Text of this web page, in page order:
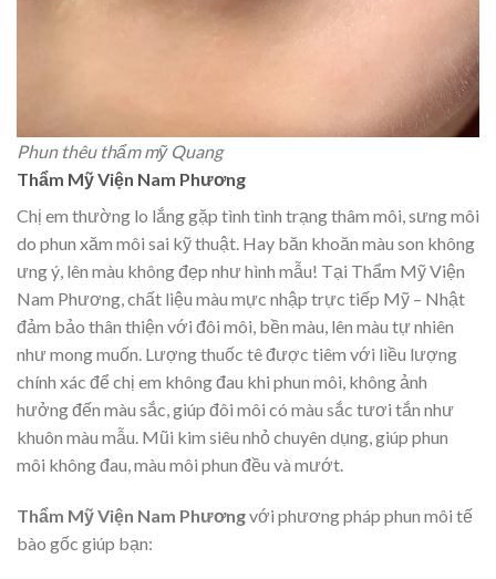
Phun thêu thẩm mỹ Quang
Thẩm Mỹ Viện Nam Phương
Chị em thường lo lắng gặp tình tình trạng thâm môi, sưng môi
do phun xăm môi sai kỹ thuật. Hay băn khoăn màu son không
ưng ý, lên màu không đẹp như hình mẫu! Tại Thẩm Mỹ Viện
Nam Phương, chất liệu màu mực nhập trực tiếp Mỹ – Nhật
đảm bảo thân thiện với đôi môi, bền màu, lên màu tự nhiên
như mong muốn. Lượng thuốc tê được tiêm với liều lượng
chính xác để chị em không đau khi phun môi, không ảnh
hưởng đến màu sắc, giúp đôi môi có màu sắc tươi tắn như
khuôn màu mẫu. Mũi kim siêu nhỏ chuyên dụng, giúp phun
môi không đau, màu môi phun đều và mướt.
Thẩm Mỹ Viện Nam Phươngvới phương pháp phun môi tế
bào gốc giúp bạn: